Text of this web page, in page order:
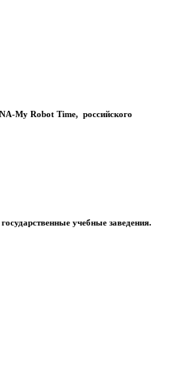
My Robot Time, российского
учебные заведения.